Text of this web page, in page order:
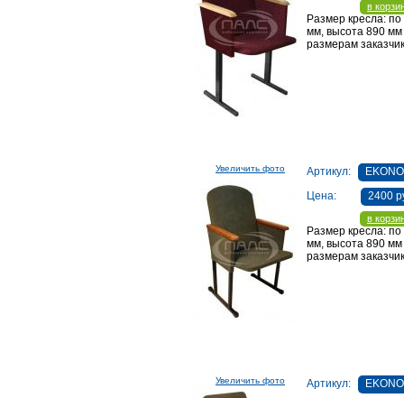
в
Размер кресла:
мм, высота 890 мм
размерам
Увеличить фото Артикул:
Цена:
2400
в
Размер кресла:
мм, высота 890 мм
размерам
Увеличить фото Артикул: